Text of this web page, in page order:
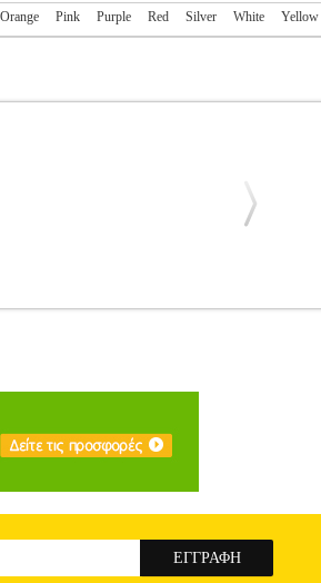
Orange Pink Purple Red Silver White Yellow